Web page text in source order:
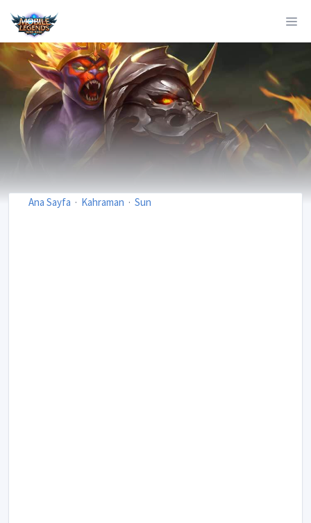
Ana Sayfa Kahraman Sun